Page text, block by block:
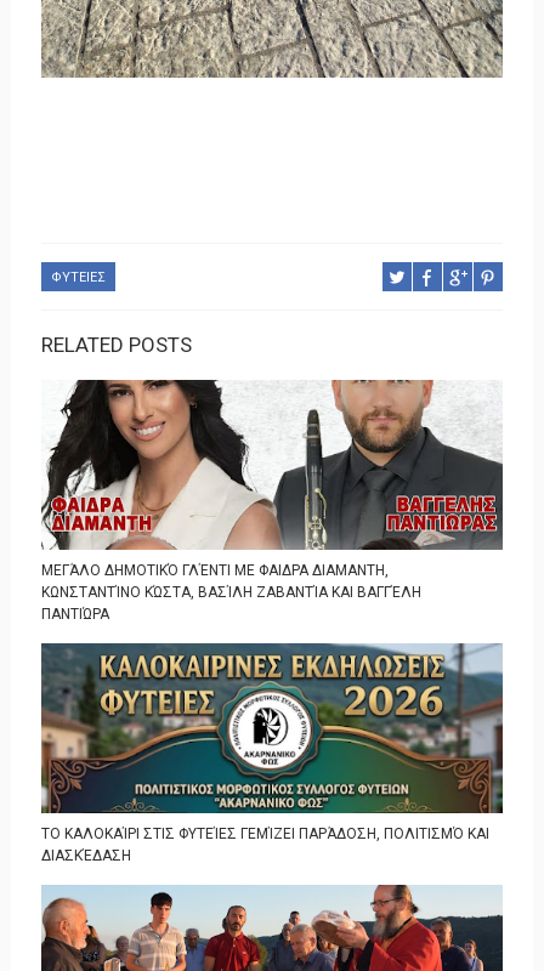
ΦΥΤΕΙΕΣ
RELATED POSTS
ΜΕΓΆΛΟ ΔΗΜΟΤΙΚΌ ΓΛΈΝΤΙ ΜΕ ΦΑΙΔΡΑ ΔΙΑΜΑΝΤΗ,
ΚΩΝΣΤΑΝΤΊΝΟ ΚΏΣΤΑ, ΒΑΣΊΛΗ ΖΑΒΑΝΤΊΑ ΚΑΙ ΒΑΓΓΈΛΗ
ΠΑΝΤΙΏΡΑ
ΤΟ ΚΑΛΟΚΑΊΡΙ ΣΤΙΣ ΦΥΤΕΊΕΣ ΓΕΜΊΖΕΙ ΠΑΡΆΔΟΣΗ, ΠΟΛΙΤΙΣΜΌ ΚΑΙ
ΔΙΑΣΚΈΔΑΣΗ